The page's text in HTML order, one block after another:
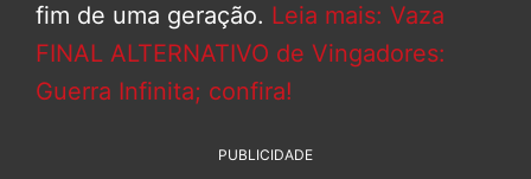
fim de uma geração. Leia mais: Vaza
FINAL ALTERNATIVO de Vingadores:
Guerra Infinita; confira!
PUBLICIDADE